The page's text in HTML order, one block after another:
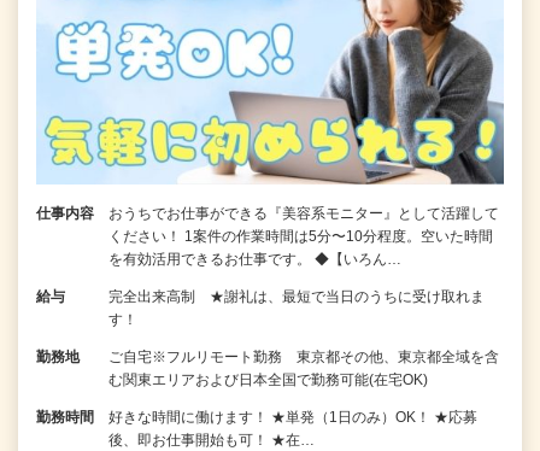
仕事内容
おうちでお仕事ができる『美容系モニター』として活躍して
ください！ 1案件の作業時間は5分〜10分程度。空いた時間
を有効活用できるお仕事です。 ◆【いろん…
給与
完全出来高制 ★謝礼は、最短で当日のうちに受け取れま
す！
勤務地
ご自宅※フルリモート勤務 東京都その他、東京都全域を含
む関東エリアおよび日本全国で勤務可能(在宅OK)
勤務時間
好きな時間に働けます！ ★単発（1日のみ）OK！ ★応募
後、即お仕事開始も可！ ★在…